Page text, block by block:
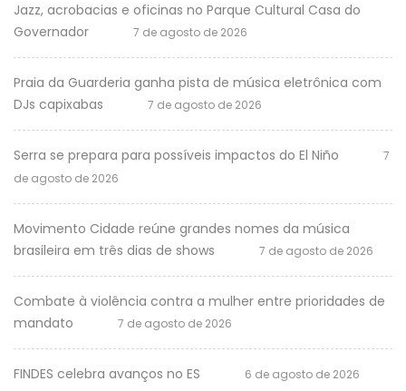
Jazz, acrobacias e oficinas no Parque Cultural Casa do
Governador
7 de agosto de 2026
Praia da Guarderia ganha pista de música eletrônica com
DJs capixabas
7 de agosto de 2026
Serra se prepara para possíveis impactos do El Niño
7
de agosto de 2026
Movimento Cidade reúne grandes nomes da música
brasileira em três dias de shows
7 de agosto de 2026
Combate à violência contra a mulher entre prioridades de
mandato
7 de agosto de 2026
FINDES celebra avanços no ES 6 de agosto de 2026